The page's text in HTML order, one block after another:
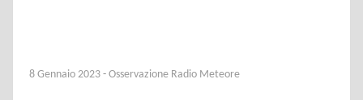
8 Gennaio 2023 - Osservazione Radio Meteore